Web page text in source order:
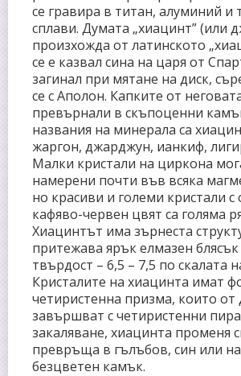
се гравира в титан, алуминий и
сплави. Думата „хиацинт” (или
произхожда от латинското
се е казвал сина на царя от
загинал при мятане на диск,
се с Аполон. Капките от
превърнали в скъпоценни
названия на минерала са
жаргон, джарджун, ианкиф,
Малки кристали на циркона
намерени почти във всяка
но красиви и големи кристали
кафяво-червен цвят са голяма
Хиацинтът има зърнеста
притежава ярък елмазен
твърдост – 6,5 – 7,5 по скалата
Кристалите на хиацинта имат
четиристенна призма, които от
завършват с четиристенни
закаляване, хиацинта променя
превръща в гълъбов, син или
безцветен камък.